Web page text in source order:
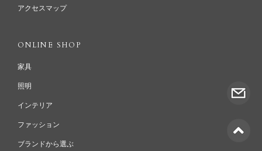
アクセスマップ
ONLINE SHOP
家具
照明
インテリア
ファッション
ブランドから選ぶ